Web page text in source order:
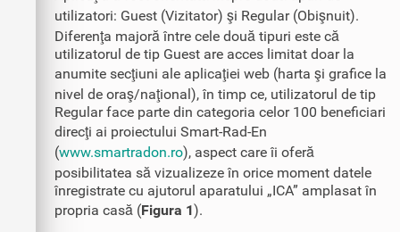
utilizatori: Guest (Vizitator) şi Regular (Obişnuit).
Diferenţa majoră între cele două tipuri este că
utilizatorul de tip Guest are acces limitat doar la
anumite secţiuni ale aplicaţiei web (harta şi grafice la
nivel de oraş/naţional), în timp ce, utilizatorul de tip
Regular face parte din categoria celor 100 beneficiari
direcţi ai proiectului Smart-Rad-En
(www.smartradon.ro), aspect care îi oferă
posibilitatea să vizualizeze în orice moment datele
înregistrate cu ajutorul aparatului „ICA” amplasat în
propria casă (Figura 1).